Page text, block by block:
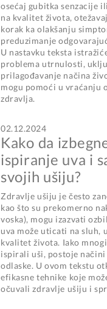
osećaj gubitka senzacije
na kvalitet života,
korak ka olakšanju
preduzimanje
U nastavku teksta
problema utrnulosti,
prilagođavanje načina
mogu pomoći u vraćanju
zdravlja.
02.12.2024
Kako da
ispiranje uva i
svojih ušiju?
Zdravlje ušiju je često
kao što su prekomerno
voska), mogu izazvati
uva može uticati na sluh,
kvalitet života. Iako
ispirali uši, postoje
odlaske. U ovom tekstu
efikasne tehnike koje
očuvali zdravlje ušiju i